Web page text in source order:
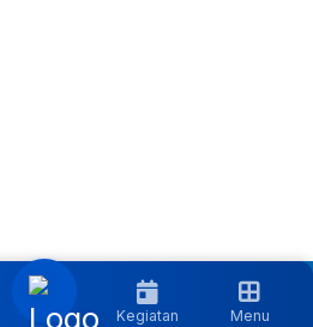
Kegiatan Menu